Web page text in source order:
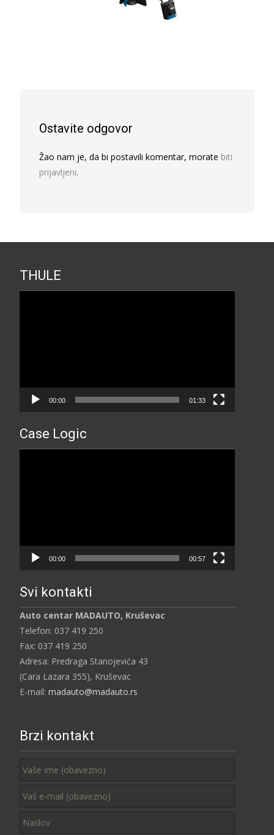
Ostavite odgovor
Žao nam je, da bi postavili komentar, morate biti
prijavljeni.
THULE
00:00 01:33
Case Logic
00:00 00:57
Svi kontakti
Auto centar MADAUTO, Kruševac
Telefon: 037 419 250
Fax: 037 419 250
Adresa: Predraga Stanojevića 43
(Cara Lazara 355), Kruševac
E-mail: madauto@madauto.rs
Brzi kontakt